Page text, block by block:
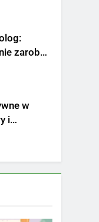
zarobki
w
i
się
budżet